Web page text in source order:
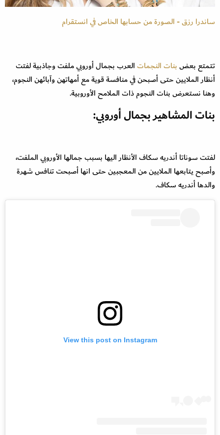
ساندرا رزق - الصورة من حسابها الخاص في انستقرام
تتمتع بعضبنات النجماتالعرب بجمال أوروبي ملفت وجاذبية لفتت
أنظار الملايين حتى أصبحن في منافسة قوية مع أمهاتهن وآبائهن النجوم،
وهنا نستعرض بنات النجوم ذات الملامح الأوروبية.
بنات المشاهير بجمال أوروبي:
لفتت سوناتا أندريه سكاف الأنظار اليها بسبب جمالها الأوروبي الملفت،
وأصبح يتابعها الملايين من المعجبين حتى انها أصبحت تنافس شهرة
والدها أندريه سكاف.
View this post on Instagram